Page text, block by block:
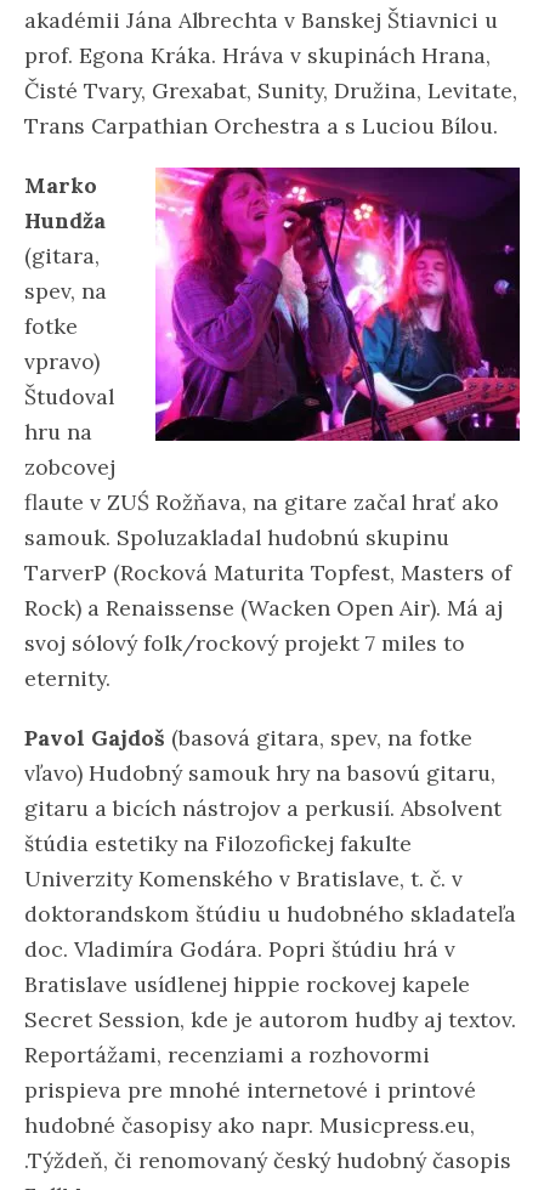
akadémii Jána Albrechta v Banskej Štiavnici u
prof. Egona Kráka. Hráva v skupinách Hrana,
Čisté Tvary, Grexabat, Sunity, Družina, Levitate,
Trans Carpathian Orchestra a s Luciou Bílou.
Marko
Hundža
(gitara,
spev, na
fotke
vpravo)
Študoval
hru na
zobcovej
flaute v ZUŚ Rožňava, na gitare začal hrať ako
samouk. Spoluzakladal hudobnú skupinu
TarverP (Rocková Maturita Topfest, Masters of
Rock) a Renaissense (Wacken Open Air). Má aj
svoj sólový folk/rockový projekt 7 miles to
eternity.
Pavol Gajdoš (basová gitara, spev, na fotke
vľavo) Hudobný samouk hry na basovú gitaru,
gitaru a bicích nástrojov a perkusií. Absolvent
štúdia estetiky na Filozofickej fakulte
Univerzity Komenského v Bratislave, t. č. v
doktorandskom štúdiu u hudobného skladateľa
doc. Vladimíra Godára. Popri štúdiu hrá v
Bratislave usídlenej hippie rockovej kapele
Secret Session, kde je autorom hudby aj textov.
Reportážami, recenziami a rozhovormi
prispieva pre mnohé internetové i printové
hudobné časopisy ako napr. Musicpress.eu,
.Týždeň, či renomovaný český hudobný časopis